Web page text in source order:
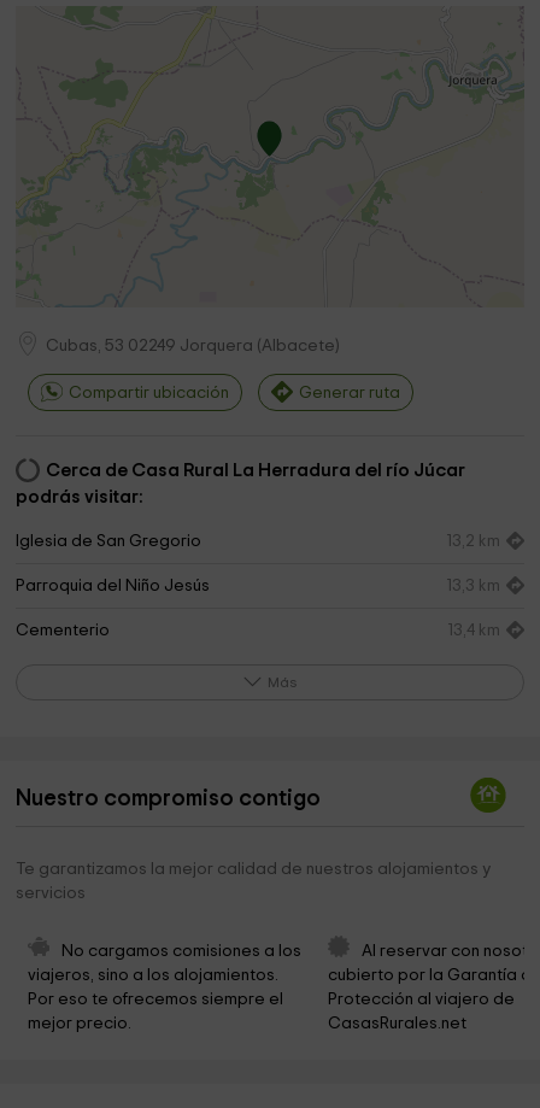
Cubas, 53 02249 Jorquera (Albacete)
Compartir ubicación Generar ruta
Cerca de Casa Rural La Herradura del río Júcar
podrás visitar:
Iglesia de San Gregorio 13,2 km
Parroquia del Niño Jesús 13,3 km
Cementerio 13,4 km
Iglesia de San Andrés 13,4 km
Ayuntamiento de Alcalá del Júcar
Parroquia de Nuestra Señora de la Asunción
Ayuntamiento de Mahora
Cementerio 14,4 km
Más
Nuestro compromiso contigo
Te garantizamos la mejor calidad de nuestros alojamientos y
servicios
No cargamos comisiones a los
viajeros, sino a los alojamientos.
Por eso te ofrecemos siempre el
mejor precio.
Al reservar con
cubierto por la Garantía
Protección al viajero de
CasasRurales.net